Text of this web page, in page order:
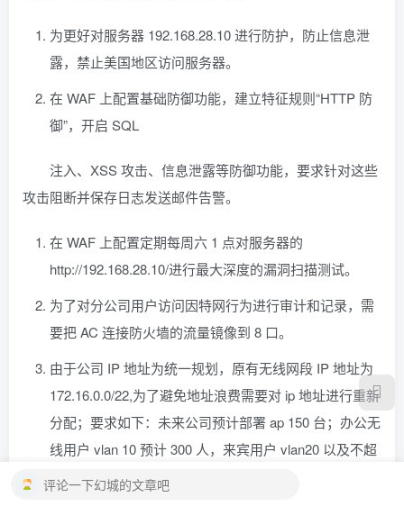
为更好对服务器 192.168.28.10 进行防护，防止信息泄
露，禁止美国地区访问服务器。
在 WAF 上配置基础防御功能，建立特征规则“HTTP 防
御”，开启 SQL
注入、XSS 攻击、信息泄露等防御功能，要求针对这些
攻击阻断并保存日志发送邮件告警。
在 WAF 上配置定期每周六 1 点对服务器的
http://192.168.28.10/进行最大深度的漏洞扫描测试。
为了对分公司用户访问因特网行为进行审计和记录，需
要把 AC 连接防火墙的流量镜像到 8 口。
由于公司 IP 地址为统一规划，原有无线网段 IP 地址为
172.16.0.0/22,为了避免地址浪费需要对 ip 地址进行重新
分配；要求如下：未来公司预计部署 ap 150 台；办公无
线用户 vlan 10 预计 300 人，来宾用户 vlan20 以及不超
过
评论一下幻城的文章吧